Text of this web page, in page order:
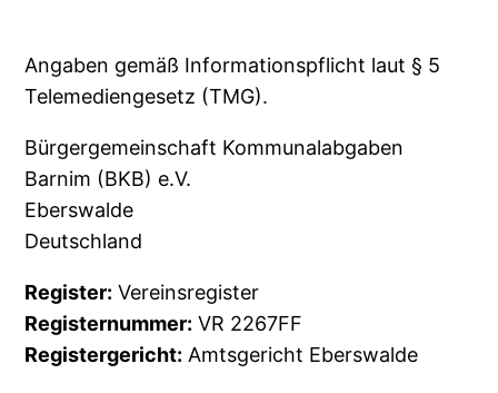
Angaben gemäß Informationspflicht laut § 5
Telemediengesetz (TMG).
Bürgergemeinschaft Kommunalabgaben
Barnim (BKB) e.V.
Eberswalde
Deutschland
Register: Vereinsregister
Registernummer: VR 2267FF
Registergericht: Amtsgericht Eberswalde